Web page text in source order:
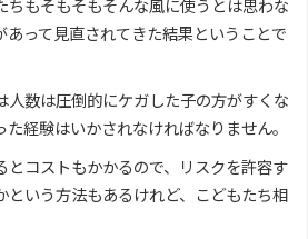
ちもそもそもそんな風に使うとは思わな
あって見直されてきた結果ということで
人数は圧倒的にケガした子の方がすくな
経験はいかされなければなりません。
とコストもかかるので、リスクを許容す
という方法もあるけれど、こどもたち相